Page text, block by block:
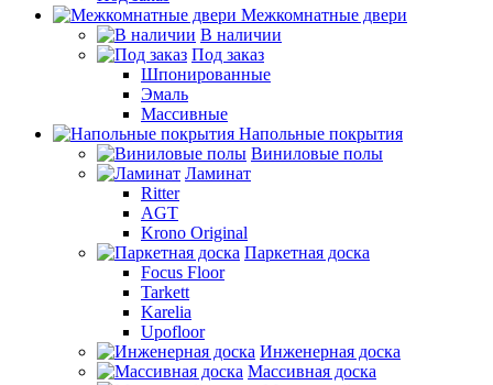
Межкомнатные двери
В наличии
Под заказ
Шпонированные
Эмаль
Массивные
Напольные покрытия
Виниловые полы
Ламинат
Ritter
AGT
Krono Original
Паркетная доска
Focus Floor
Tarkett
Karelia
Upofloor
Инженерная доска
Массивная доска